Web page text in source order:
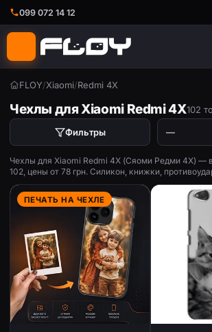
099 072 14 12
FLOY/Xiaomi/Redmi 4X
Чехлы для Xiaomi Redmi 4X102
Фильтры
Чехлы для Xiaomi Redmi 4X (Сяоми Редми 4Х) —
102, цены от 78 грн. Силикон, книжки,
ПЕЧАТЬ НА ЧЕХЛЕ